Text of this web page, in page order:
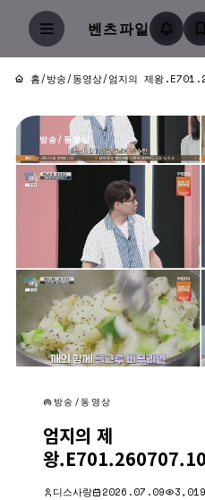
벤츠파일
홈/방송/동영상/엄지의 제왕
방송/동영상
방송/동영상
엄지의 제
왕
디스사랑 2026.07.09 3,019